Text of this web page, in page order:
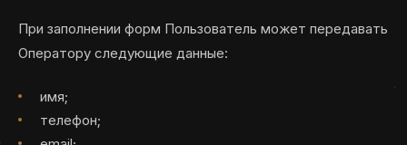
При заполнении форм Пользователь может передавать
Оператору следующие данные:
имя;
телефон;